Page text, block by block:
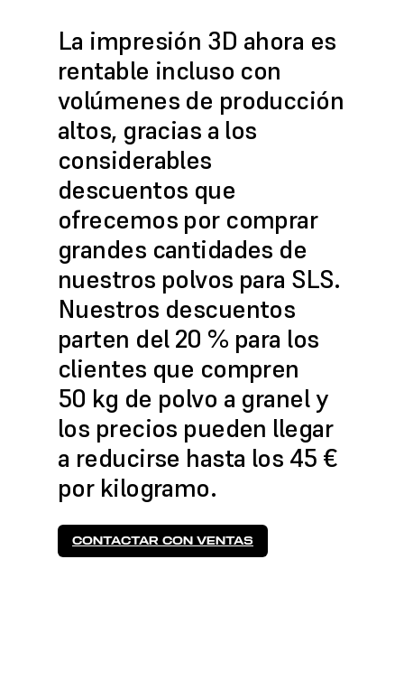
La impresión 3D ahora es
rentable incluso con
volúmenes de producción
altos, gracias a los
considerables
descuentos que
ofrecemos por comprar
grandes cantidades de
nuestros polvos para SLS.
Nuestros descuentos
parten del 20 % para los
clientes que compren
50 kg de polvo a granel y
los precios pueden llegar
a reducirse hasta los 45 €
por kilogramo.
CONTACTAR CON VENTAS